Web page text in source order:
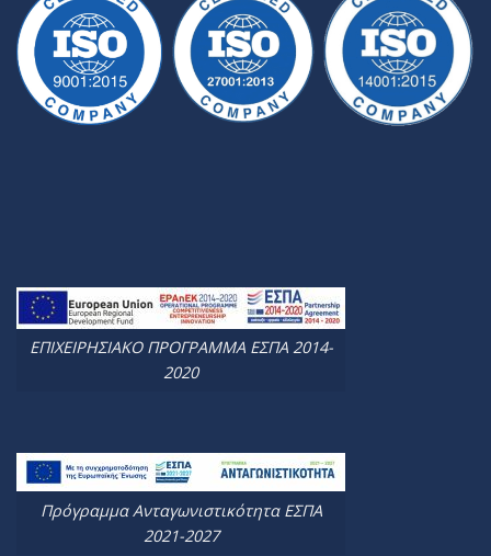
ΕΠΙΧΕΙΡΗΣΙΑΚΟ ΠΡΟΓΡΑΜΜΑ ΕΣΠΑ 2014-
2020
Πρόγραμμα Ανταγωνιστικότητα ΕΣΠΑ
2021-2027